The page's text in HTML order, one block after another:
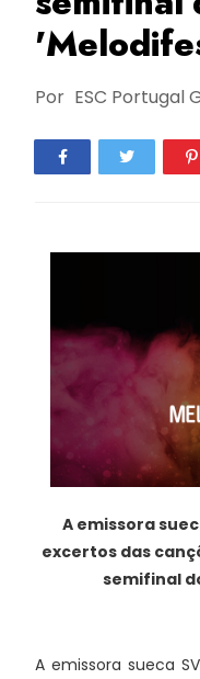
Por ESC Portugal
A emissora
excertos das
semifinal
A emissora sueca